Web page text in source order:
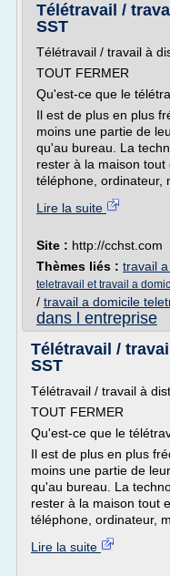
Télétravail /
SST
Télétravail / travail à
TOUT FERMER
Qu'est-ce que le
Il est de plus en plus
moins une partie de
qu'au bureau. La
rester à la maison
téléphone, ordinateur,
Lire la suite
Site : http://cchst.com
Thèmes liés : travail
teletravail et travail a
/ travail a domicile
dans l entreprise
Télétravail /
SST
Télétravail / travail à
TOUT FERMER
Qu'est-ce que le
Il est de plus en plus
moins une partie de
qu'au bureau. La
rester à la maison tout
téléphone, ordinateur,
Lire la suite